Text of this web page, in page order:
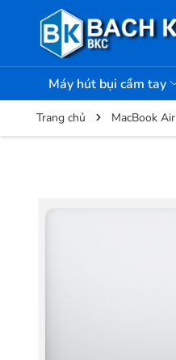
Máy hút bụi cầm tay
Trang chủ MacBook Air